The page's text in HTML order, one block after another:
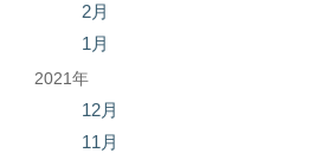
2月
1月
2021年
12月
11月